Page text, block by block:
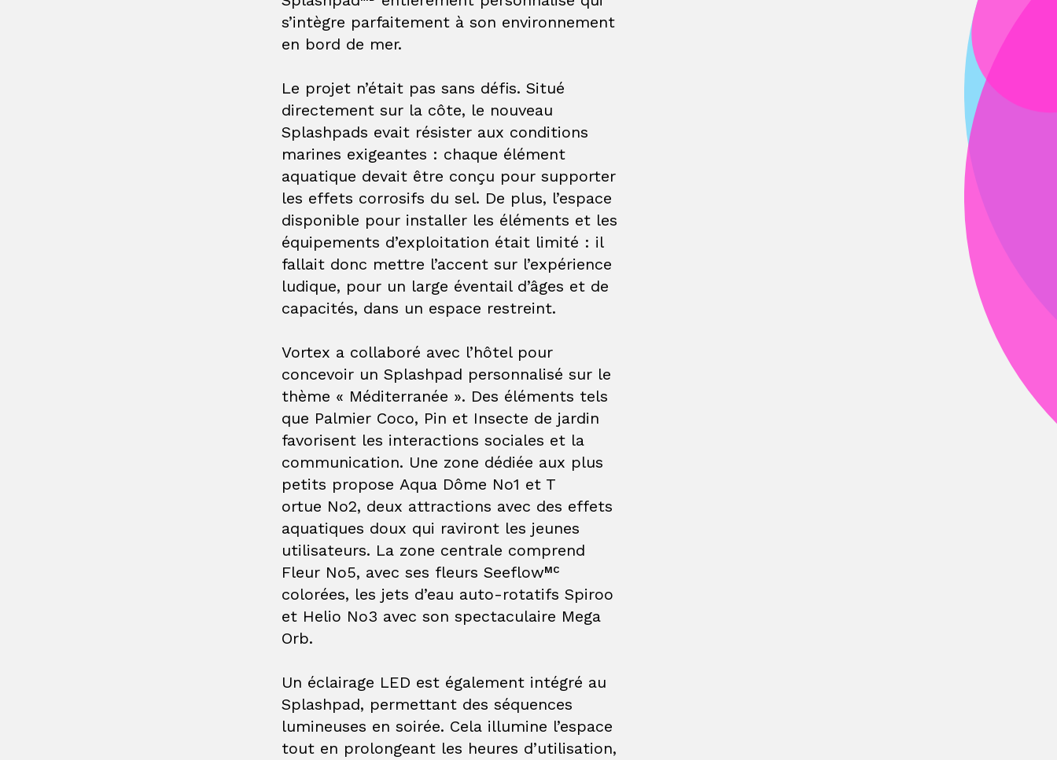
s’intègre parfaitement à son environnement
en bord de mer.
Le projet n’était pas sans défis. Situé
directement sur la côte, le nouveau
Splashpads evait résister aux conditions
marines exigeantes : chaque élément
aquatique devait être conçu pour supporter
les effets corrosifs du sel. De plus, l’espace
disponible pour installer les éléments et les
équipements d’exploitation était limité : il
fallait donc mettre l’accent sur l’expérience
ludique, pour un large éventail d’âges et de
capacités, dans un espace restreint.
Vortex a collaboré avec l’hôtel pour
concevoir un Splashpad personnalisé sur le
thème « Méditerranée ». Des éléments tels
que Palmier Coco, Pin et Insecte de jardin
favorisent les interactions sociales et la
communication. Une zone dédiée aux plus
petits proposeAqua Dôme No1 et T
ortue No2, deux attractions avec des effets
aquatiques doux qui raviront les jeunes
utilisateurs. La zone centrale comprend
Fleur No5, avec ses fleurs SeeflowMC
colorées, les jets d’eau auto-rotatifsSpiroo
et Helio No3 avec son spectaculaire Mega
Orb.
Un éclairage LED est également intégré au
Splashpad, permettant des séquences
lumineuses en soirée. Cela illumine l’espace
tout en prolongeant les heures d’utilisation,